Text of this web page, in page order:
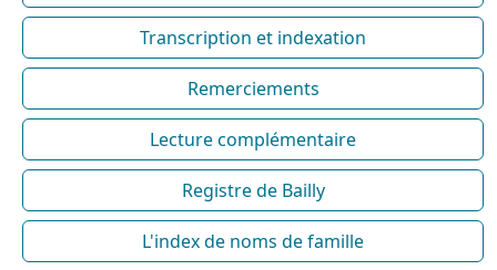
Transcription et indexation
Remerciements
Lecture complémentaire
Registre de Bailly
L'index de noms de famille